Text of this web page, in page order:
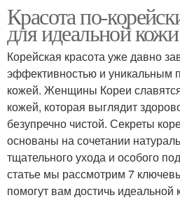
Красота по-
для идеальной кожи
Корейская красота уже давно
эффективностью и уникальным
кожей. Женщины Кореи
кожей, которая выглядит
безупречно чистой. Секреты
основаны на сочетании
тщательного ухода и особого
статье мы рассмотрим 7
помогут вам достичь идеальной